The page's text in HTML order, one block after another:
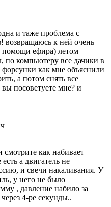
и таже проблема с
возвращаюсь к ней очень
помощи ефира) летом
по компьютеру все дачики в
как мне объяснили
а потом снять все
посоветуете мне? и
как набивает
а двигатель не
и свечи накаливания. У
у него не было
, давление набило за
4-ре секунды..